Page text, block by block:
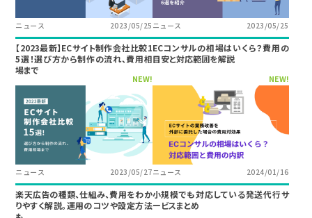
ニュース 2023/05/25 ニュース 2023/05/25
【2023最新】ECサイト制作会社比較1
5選！選び方から制作の流れ、費用相
場まで
NEW!
ニュース 2023/05/27
ECコンサルの相場はいくら？費用の
目安と対応範囲を解説
NEW!
ニュース 2024/01/16
楽天広告の種類、仕組み、費用をわか
りやすく解説。運用のコツや設定方法
小規模でも対応している発送代行サ
ービスまとめ